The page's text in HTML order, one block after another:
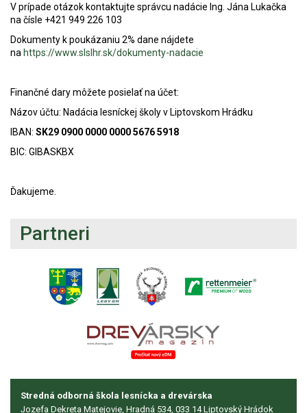
V prípade otázok kontaktujte správcu nadácie Ing. Jána Lukačka
na čísle +421 949 226 103
Dokumenty k poukázaniu 2% dane nájdete
na https://www.slslhr.sk/dokumenty-nadacie
Finančné dary môžete posielať na účet:
Názov účtu: Nadácia lesníckej školy v Liptovskom Hrádku
IBAN: SK29 0900 0000 0000 5676 5918
BIC: GIBASKBX
Ďakujeme.
Partneri
Stredná odborná škola lesnícka a drevárska
Jozefa Dekreta Matejovie, Hradná 534, 033 14 Liptovský Hrádok